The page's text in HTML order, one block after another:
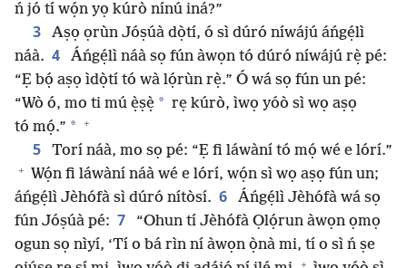
ń jó tí wọ́n yọ kúrò nínú iná?”
3
Aṣọ ọrùn Jóṣúà dọ̀tí, ó sì dúró níwájú áńgẹ́lì
náà. 4
Áńgẹ́lì náà sọ fún àwọn tó dúró níwájú rẹ̀ pé:
“Ẹ bọ́ aṣọ ìdọ̀tí tó wà lọ́rùn rẹ̀.” Ó wá sọ fún un pé:
“Wò ó, mo ti mú ẹ̀ṣẹ̀ * rẹ kúrò, ìwọ yóò sì wọ aṣọ
tó mọ́.” * +
5 Torí náà, mo sọ pé: “Ẹ fi láwàní tó mọ́ wé e lórí.”
+ Wọ́n fi láwàní náà wé e lórí, wọ́n sì wọ aṣọ fún un;
áńgẹ́lì Jèhófà sì dúró nítòsí. 6
Áńgẹ́lì Jèhófà wá sọ
fún Jóṣúà pé: 7
“Ohun tí Jèhófà Ọlọ́run àwọn ọmọ
ogun sọ nìyí, ‘Tí o bá rìn ní àwọn ọ̀nà mi, tí o sì ń ṣe
+